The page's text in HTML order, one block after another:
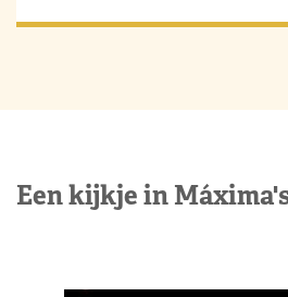
Een kijkje in